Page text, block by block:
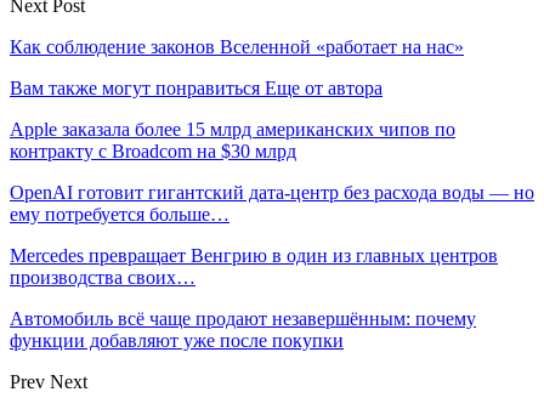
Next Post
Как соблюдение законов Вселенной «работает на нас»
Вам также могут понравиться Еще от автора
Apple заказала более 15 млрд американских чипов по
контракту с Broadcom на $30 млрд
OpenAI готовит гигантский дата-центр без расхода воды — но
ему потребуется больше…
Mercedes превращает Венгрию в один из главных центров
производства своих…
Автомобиль всё чаще продают незавершённым: почему
функции добавляют уже после покупки
Prev Next